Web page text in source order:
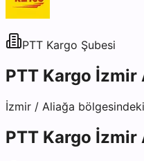
PTT Kargo Şubesi
PTT Kargo İzmir
İzmir / Aliağa bölgesindeki
PTT Kargo İzmir